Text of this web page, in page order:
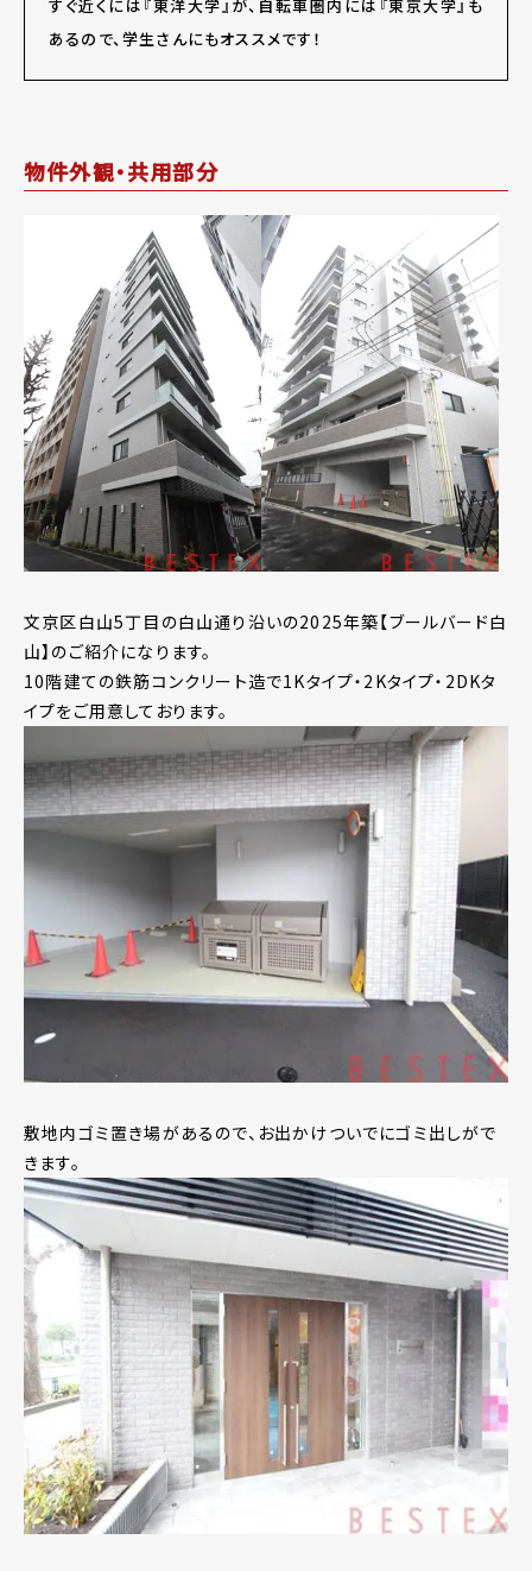
すぐ近くには『東洋大学』が、自転車圏内には『東京大学』も
あるので、学生さんにもオススメです！
物件外観・共用部分
文京区白山5丁目の白山通り沿いの2025年築【ブールバード白
山】のご紹介になります。
10階建ての鉄筋コンクリート造で1Kタイプ・2Kタイプ・2DKタ
イプをご用意しております。
敷地内ゴミ置き場があるので、お出かけついでにゴミ出しがで
きます。